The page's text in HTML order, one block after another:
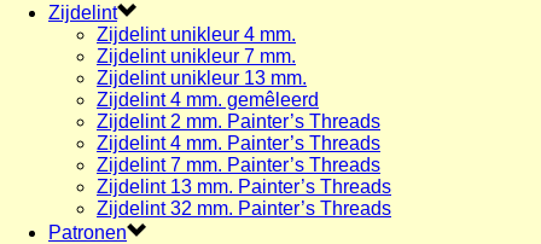
Zijdelint
Zijdelint unikleur 4 mm.
Zijdelint unikleur 7 mm.
Zijdelint unikleur 13 mm.
Zijdelint 4 mm. gemêleerd
Zijdelint 2 mm. Painter’s Threads
Zijdelint 4 mm. Painter’s Threads
Zijdelint 7 mm. Painter’s Threads
Zijdelint 13 mm. Painter’s Threads
Zijdelint 32 mm. Painter’s Threads
Patronen